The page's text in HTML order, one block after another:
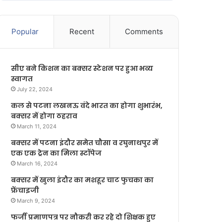
Popular Recent Comments
सीए बने किशन का बक्सर स्टेशन पर हुआ भव्य
स्वागत
July 22, 2024
कल से पटना लखनऊ वंदे भारत का होगा शुभारंभ,
बक्सर में होगा ठहराव
March 11, 2024
बक्सर में पटना इंदौर समेत चौसा व रघुनाथपुर में
एक एक ट्रेन का मिला स्टॉपेज
March 16, 2024
बक्सर में खुला इंदौर का मशहूर चाट फुचका का
फ्रेंचाइजी
March 9, 2024
फर्जी प्रमाणपत्र पर नौकरी कर रहे दो शिक्षक हुए